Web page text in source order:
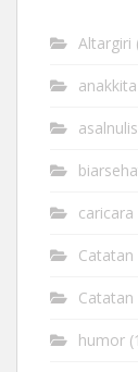
Altargiri
anakkita
asalnulis
caricara
Catatan
Catatan
humor